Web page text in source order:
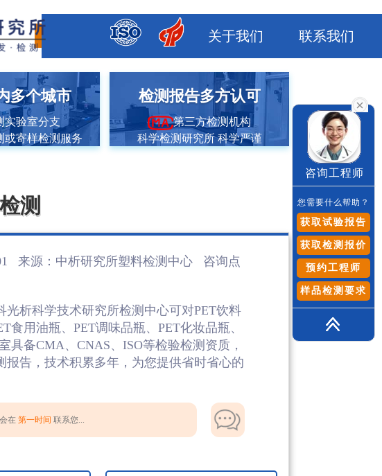
关于我们 联系我们
多个城市
实验室分支
或寄样检测服务
检测报告多方认可
第三方检测机构
科学检测研究所 科学严谨
测
来源： 中析研究所塑料检测 中心 咨询点
析科学技术研究所检测中心可对PET饮料
食用油瓶、PET调味品瓶、PET化妆品瓶、
具备CMA、CNAS、ISO等检验检测资质，
告，技术积累多年，为您提供省时省心的
在 第一时间 联系您...
咨询工程师
您需要什么帮助？
获取试验报告
获取检测报价
预约工程师
样品检测要求